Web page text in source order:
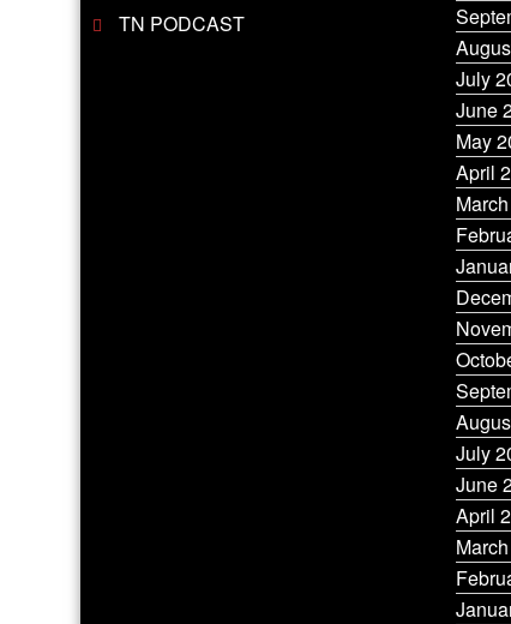
TN PODCAST
July
June
May
April
July
June
April